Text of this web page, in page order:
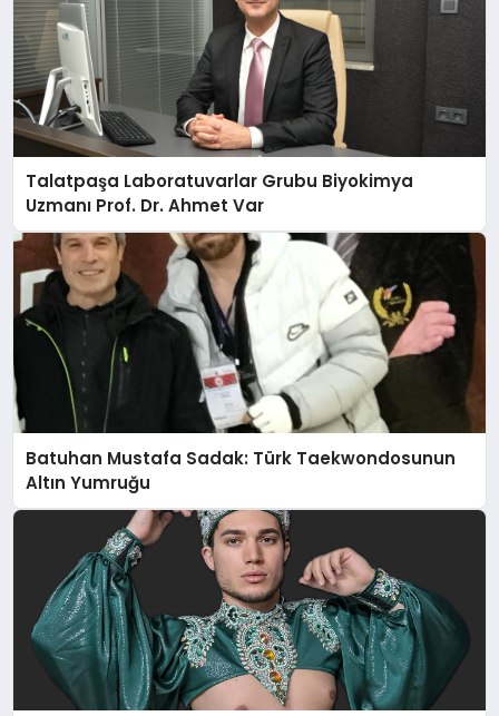
Talatpaşa Laboratuvarlar Grubu Biyokimya
Uzmanı Prof. Dr. Ahmet Var
Batuhan Mustafa Sadak: Türk Taekwondosunun
Altın Yumruğu